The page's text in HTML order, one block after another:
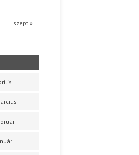
szept »